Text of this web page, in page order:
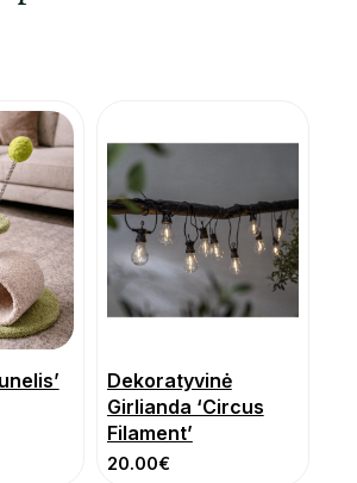
Dekoratyvinė
Girlianda ‘Circus
Filament’
20.00€